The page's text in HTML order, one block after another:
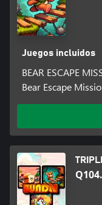
Juegos incluidos
BEAR ESCAPE
Bear Escape